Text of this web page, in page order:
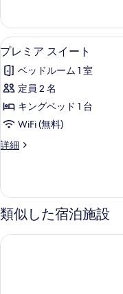
す
る
す
べ
て
の
写
真
を
表
る
ル
ー
ム
詳
細
プ
レ
ミ
ア
ス
ー
の
す
べ
て
4
プレミア スイート
ベッドルーム 1 室
定員 2 名
キングベッド 1 台
WiFi (無料)
詳細
プ
ス
イ
ー
の
類似した宿泊施設
グランド ホテル サンダ